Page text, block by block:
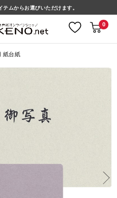
ムからお選びいただけます。
0
紙台紙